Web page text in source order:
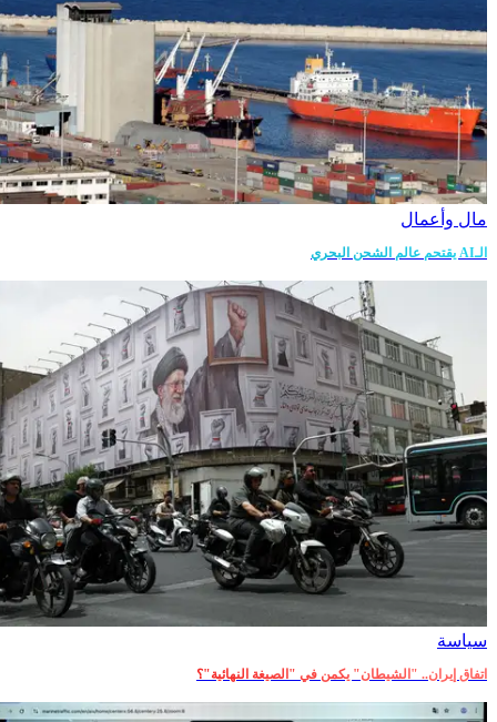
مال وأعمال
الـAI يقتحم عالم الشحن البحري
سياسة
اتفاق إيران.. "الشيطان" يكمن في "الصيغة النهائية"؟